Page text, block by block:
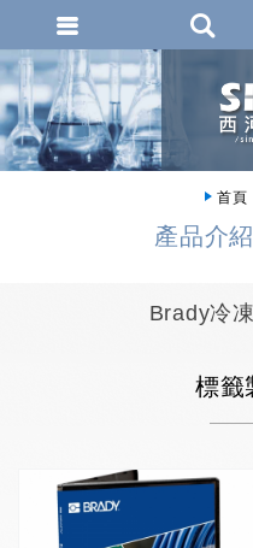
首頁
產品介紹
Brady冷
標籤